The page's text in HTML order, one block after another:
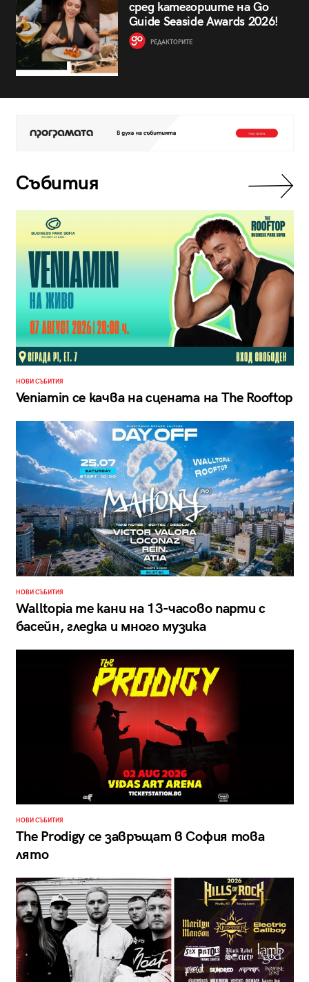
сред категориите на Go
Guide Seaside Awards 2026!
РЕДАКТОРИТЕ
Събития
НОВИ СЪБИТИЯ
Veniamin се качва на сцената на The Rooftop
НОВИ СЪБИТИЯ
Walltopia те кани на 13-часово парти с
басейн, гледка и много музика
НОВИ СЪБИТИЯ
The Prodigy се завръщат в София това
лято